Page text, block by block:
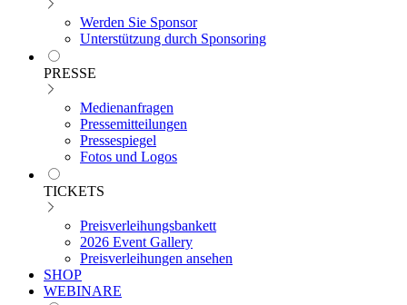
Werden Sie Sponsor
Unterstützung durch Sponsoring
PRESSE
Medienanfragen
Pressemitteilungen
Pressespiegel
Fotos und Logos
TICKETS
Preisverleihungsbankett
2026 Event Gallery
Preisverleihungen ansehen
SHOP
WEBINARE